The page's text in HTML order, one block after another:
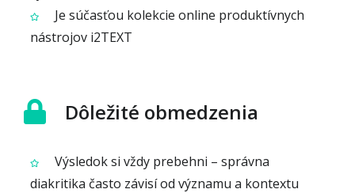
Je súčasťou kolekcie online produktívnych
nástrojov i2TEXT
Dôležité obmedzenia
Výsledok si vždy prebehni – správna
diakritika často závisí od významu a kontextu